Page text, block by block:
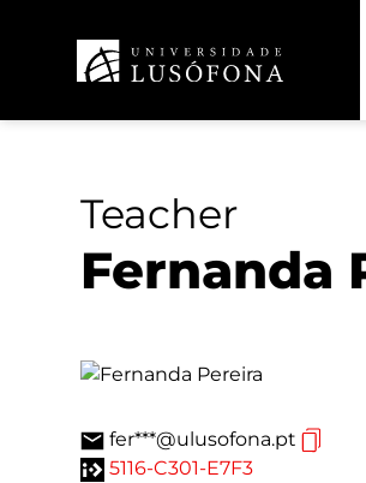
Teacher
Fernanda
fer***@ulusofona.pt
5116-C301-E7F3